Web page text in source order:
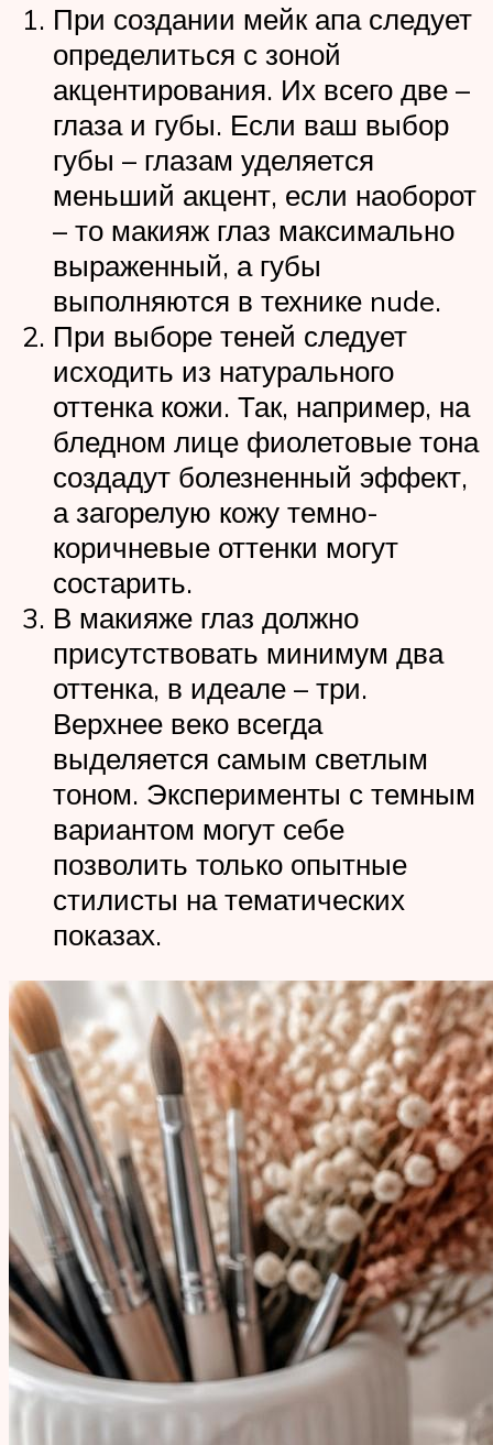
При создании мейк апа следует
определиться с зоной
акцентирования. Их всего две –
глаза и губы. Если ваш выбор
губы – глазам уделяется
меньший акцент, если наоборот
– то макияж глаз максимально
выраженный, а губы
выполняются в технике nude.
При выборе теней следует
исходить из натурального
оттенка кожи. Так, например, на
бледном лице фиолетовые тона
создадут болезненный эффект,
а загорелую кожу темно-
коричневые оттенки могут
состарить.
В макияже глаз должно
присутствовать минимум два
оттенка, в идеале – три.
Верхнее веко всегда
выделяется самым светлым
тоном. Эксперименты с темным
вариантом могут себе
позволить только опытные
стилисты на тематических
показах.